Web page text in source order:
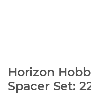
Horizon
Spacer Set: